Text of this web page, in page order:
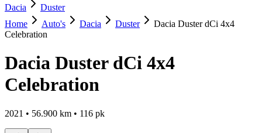
Dacia
Duster
Home
Auto's Dacia Duster
Dacia Duster dCi 4x4
Celebration
Dacia Duster dCi 4x4
Celebration
2021 • 56.900 km • 116 pk